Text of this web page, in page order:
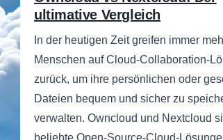
ultimative Vergleich
In der heutigen Zeit greifen immer
Menschen auf Cloud-Collaboration-
zurück, um ihre persönlichen oder
Dateien bequem und sicher zu
verwalten. Owncloud und Nextcloud